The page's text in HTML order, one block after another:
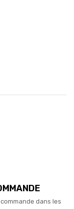
dans les